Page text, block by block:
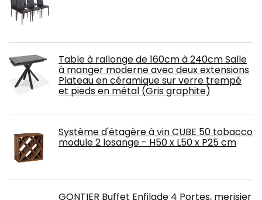
Table à rallonge de 160cm à 240cm Salle
à manger moderne avec deux extensions
Plateau en céramique sur verre trempé
et pieds en métal (Gris graphite)
Système d'étagère à vin CUBE 50 tobacco
module 2 losange - H50 x L50 x P25 cm
GONTIER Buffet Enfilade 4 Portes, merisier